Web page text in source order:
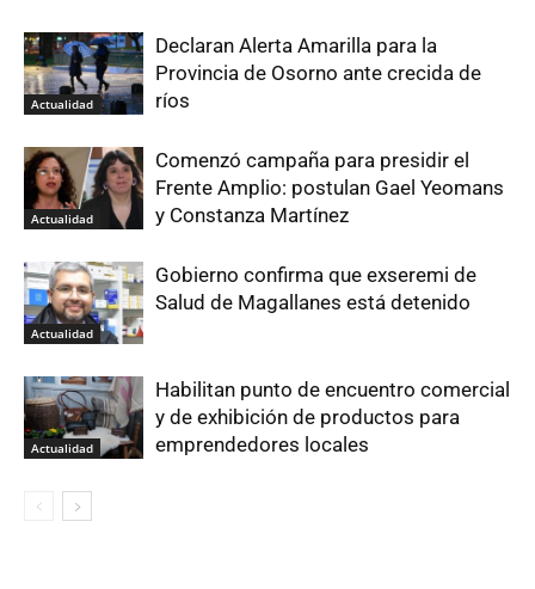
Actualidad
Declaran Alerta Amarilla para la
Provincia de Osorno ante crecida de
ríos
Actualidad
Comenzó campaña para presidir el
Frente Amplio: postulan Gael Yeomans
y Constanza Martínez
Actualidad
Gobierno confirma que exseremi de
Salud de Magallanes está detenido
Actualidad
Habilitan punto de encuentro comercial
y de exhibición de productos para
emprendedores locales